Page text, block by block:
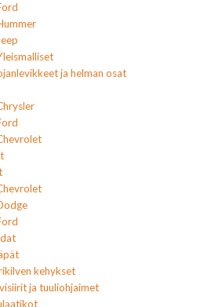
ja helman osat
kehykset
ja tuuliohjaimet